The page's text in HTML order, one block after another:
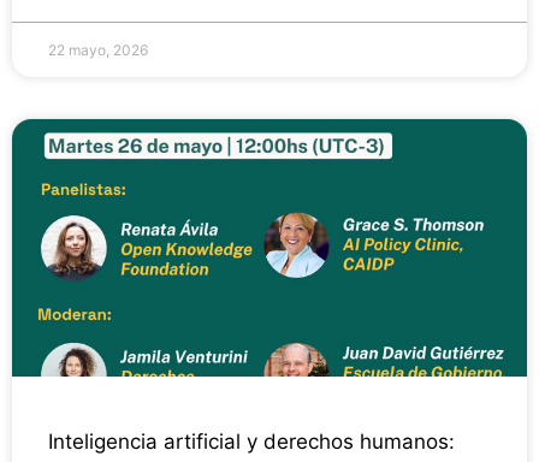
22 mayo, 2026
Inteligencia artificial y derechos humanos: